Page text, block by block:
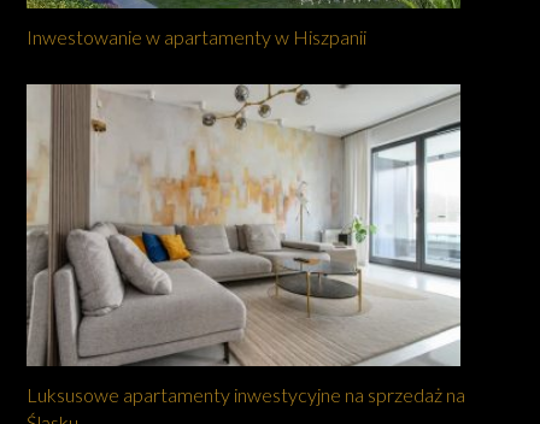
Inwestowanie w apartamenty w Hiszpanii
Luksusowe apartamenty inwestycyjne na sprzedaż na